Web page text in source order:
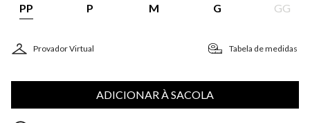
PP P M G GG
Provador Virtual Tabela de medidas
ADICIONAR À SACOLA